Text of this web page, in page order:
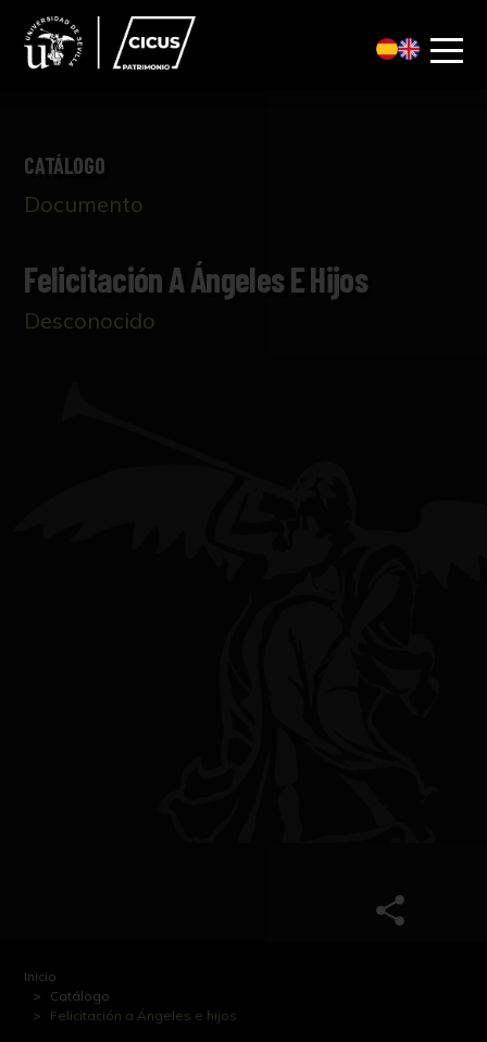
CATÁLOGO
Documento
Felicitación A Ángeles E Hijos
Desconocido
Inicio
Catálogo
Felicitación a Ángeles e hijos